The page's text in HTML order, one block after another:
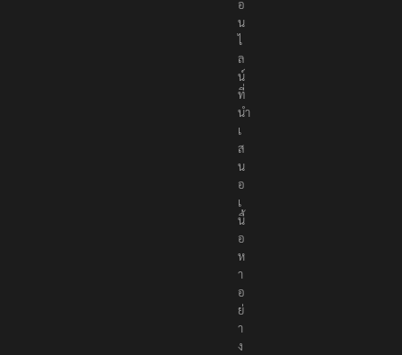
อ
น
ไ
ล
น์
ที่
นำ
เ
ส
น
อ
เ
นื้
อ
ห
า
อ
ย่
า
ง